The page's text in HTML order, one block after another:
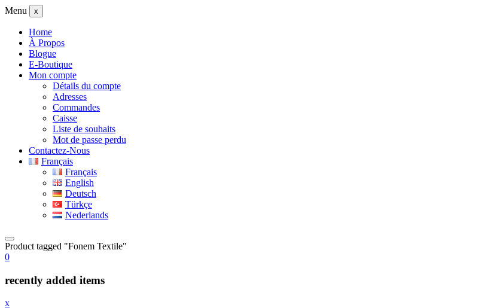
Menu x
Home
À Propos
Blogue
E-Boutique
Mon compte
Détails du compte
Adresses
Commandes
Caisse
Liste de souhaits
Mot de passe perdu
Contactez-Nous
Français
Français
English
Deutsch
Türkçe
Nederlands
Product tagged "Fonem Textile"
0
recently added items
x